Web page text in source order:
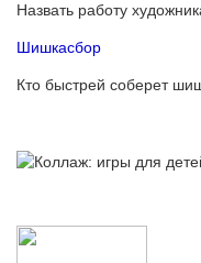
Назвать работу
Шишкасбор
Кто быстрей соберет